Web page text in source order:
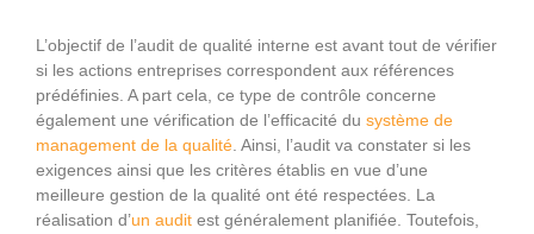
L’objectif de l’audit de qualité interne est avant tout de vérifier
si les actions entreprises correspondent aux références
prédéfinies. A part cela, ce type de contrôle concerne
également une vérification de l’efficacité du système de
management de la qualité . Ainsi, l’audit va constater si les
exigences ainsi que les critères établis en vue d’une
meilleure gestion de la qualité ont été respectées. La
réalisation d’un audit est généralement planifiée. Toutefois,